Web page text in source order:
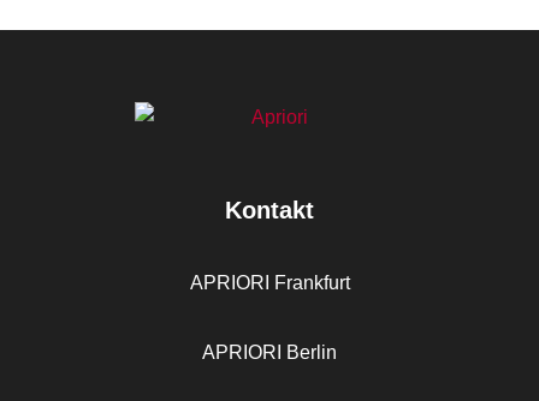
Kontakt
APRIORI Frankfurt
APRIORI Berlin